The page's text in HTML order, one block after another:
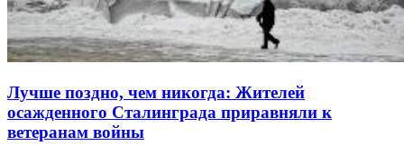
Лучше поздно, чем никогда: Жителей
осажденного Сталинграда приравняли к
ветеранам войны